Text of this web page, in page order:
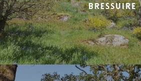
BRESSUIRE